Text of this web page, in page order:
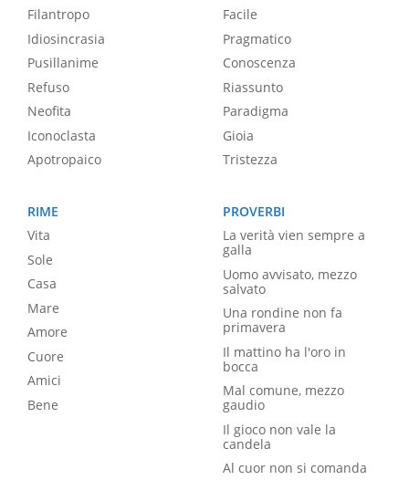
Filantropo
Idiosincrasia
Pusillanime
Refuso
Neofita
Iconoclasta
Apotropaico
Facile
Pragmatico
Conoscenza
Riassunto
Paradigma
Gioia
Tristezza
RIME
Vita
Sole
Casa
Mare
Amore
Cuore
Amici
Bene
PROVERBI
La verità vien sempre a
galla
Uomo avvisato, mezzo
salvato
Una rondine non fa
primavera
Il mattino ha l'oro in
bocca
Mal comune, mezzo
gaudio
Il gioco non vale la
candela
Al cuor non si comanda